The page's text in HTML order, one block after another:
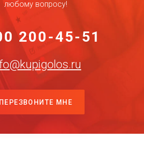
любому вопросу!
200-45-51
ПЕРЕЗВОНИТЕ МНЕ